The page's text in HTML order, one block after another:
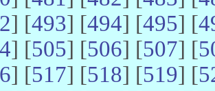
] [493] [494] [495] [
] [505] [506] [507] [
] [517] [518] [519] [